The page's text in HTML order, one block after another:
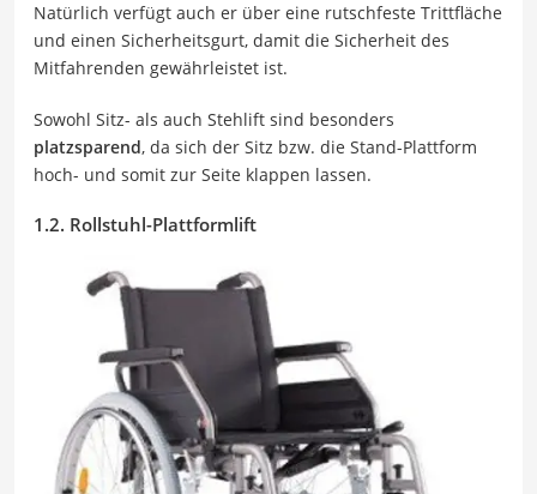
Natürlich verfügt auch er über eine rutschfeste Trittfläche
und einen Sicherheitsgurt, damit die Sicherheit des
Mitfahrenden gewährleistet ist.
Sowohl Sitz- als auch Stehlift sind besonders
platzsparend, da sich der Sitz bzw. die Stand-Plattform
hoch- und somit zur Seite klappen lassen.
1.2. Rollstuhl-Plattformlift